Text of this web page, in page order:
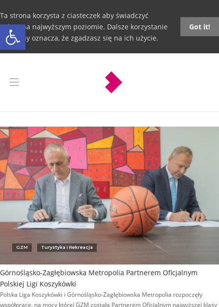
Otwórz pasek narzędzi
Ta strona korzysta z ciasteczek aby świadczyć
usługi na najwyższym poziomie. Dalsze korzystanie
ze strony oznacza, że zgadzasz się na ich użycie.
Got it!
GZM Turystyka i Rekreacja
Górnośląsko-Zagłębiowska Metropolia Partnerem Oficjalnym
Polskiej Ligi Koszykówki
Polska Liga Koszykówki i Górnośląsko-Zagłębiowska Metropolia rozpoczęły
współpracę, na mocy której GZM została Partnerem Oficjalnym najwyższej klasy